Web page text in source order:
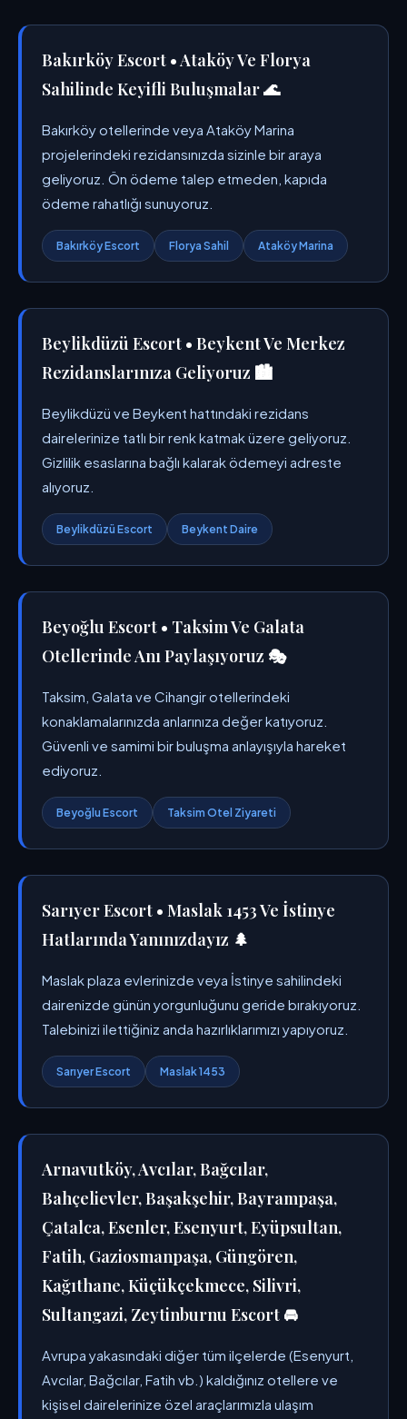
Bakırköy Escort • Ataköy Ve Florya
Sahilinde Keyifli Buluşmalar 🌊
Bakırköy otellerinde veya Ataköy Marina
projelerindeki rezidansınızda sizinle bir araya
geliyoruz. Ön ödeme talep etmeden, kapıda
ödeme rahatlığı sunuyoruz.
Bakırköy Escort Florya Sahil Ataköy Marina
Beylikdüzü Escort • Beykent Ve Merkez
Rezidanslarınıza Geliyoruz 🏙️
Beylikdüzü ve Beykent hattındaki rezidans
dairelerinize tatlı bir renk katmak üzere geliyoruz.
Gizlilik esaslarına bağlı kalarak ödemeyi adreste
alıyoruz.
Beylikdüzü Escort Beykent Daire
Beyoğlu Escort • Taksim Ve Galata
Otellerinde Anı Paylaşıyoruz 🎭
Taksim, Galata ve Cihangir otellerindeki
konaklamalarınızda anlarınıza değer katıyoruz.
Güvenli ve samimi bir buluşma anlayışıyla hareket
ediyoruz.
Beyoğlu Escort Taksim Otel Ziyareti
Sarıyer Escort • Maslak 1453 Ve İstinye
Hatlarında Yanınızdayız 🌲
Maslak plaza evlerinizde veya İstinye sahilindeki
dairenizde günün yorgunluğunu geride bırakıyoruz.
Talebinizi ilettiğiniz anda hazırlıklarımızı yapıyoruz.
Sarıyer Escort Maslak 1453
Arnavutköy, Avcılar, Bağcılar,
Bahçelievler, Başakşehir, Bayrampaşa,
Çatalca, Esenler, Esenyurt, Eyüpsultan,
Fatih, Gaziosmanpaşa, Güngören,
Kağıthane, Küçükçekmece, Silivri,
Sultangazi, Zeytinburnu Escort 🚘
Avrupa yakasındaki diğer tüm ilçelerde (Esenyurt,
Avcılar, Bağcılar, Fatih vb.) kaldığınız otellere ve
kişisel dairelerinize özel araçlarımızla ulaşım